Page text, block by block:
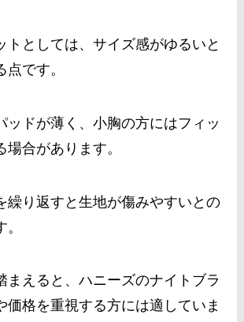
トとしては、サイズ感がゆるいと
です。
ッドが薄く、小胸の方にはフィッ
場合があります。
繰り返すと生地が傷みやすいとの
まえると、ハニーズのナイトブラ
価格を重視する方には適していま